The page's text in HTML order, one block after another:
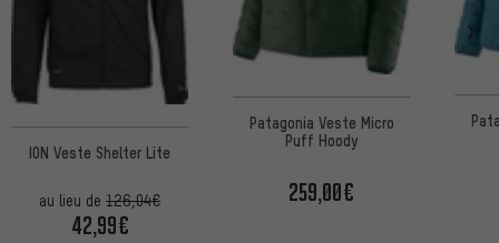
ION Veste Shelter Lite
au lieu de126,04€
42,99€
Patagonia Veste Micro
Puff Hoody
259,00€